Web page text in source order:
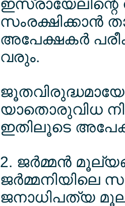
സംരക്ഷിക്കാന്‍
അപേക്ഷകര്‍
വരും.
യാതൊരുവിധ
ഇതിലൂടെ
2. ജര്‍മ്മന്‍
ജര്‍മ്മനിയിലെ
ജനാധിപത്യ